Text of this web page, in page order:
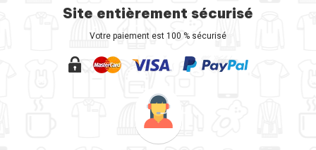
Site entièrement sécurisé
Votre paiement est 100 % sécurisé